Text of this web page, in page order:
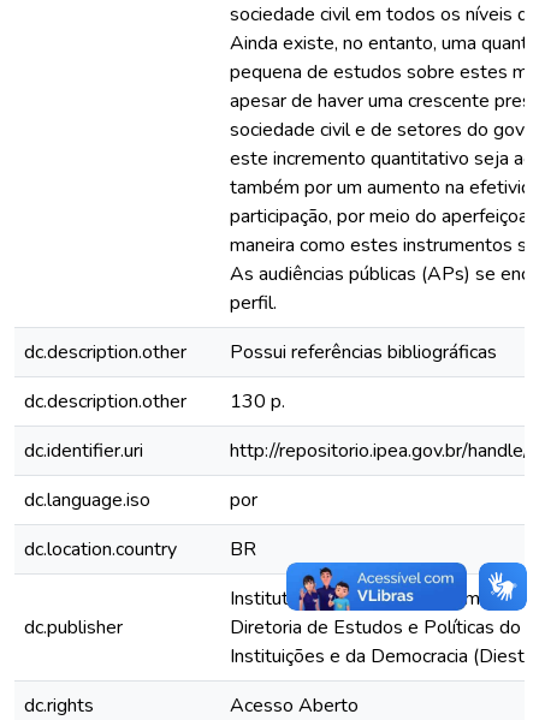
sociedade civil em todos os níveis
Ainda existe, no entanto, uma
pequena de estudos sobre estes
apesar de haver uma crescente
sociedade civil e de setores do
este incremento quantitativo seja
também por um aumento na
participação, por meio do
maneira como estes instrumentos
As audiências públicas (APs) se
perfil.
dc.description.other
Possui referências bibliográficas
dc.description.other
130 p.
dc.identifier.uri
http://repositorio.ipea.gov.br/
dc.language.iso
por
dc.location.country
BR
dc.publisher
Instituto de Pesquisa Econômica
Diretoria de Estudos e Políticas do
Instituições e da Democracia (Diest)
dc.rights
Acesso Aberto